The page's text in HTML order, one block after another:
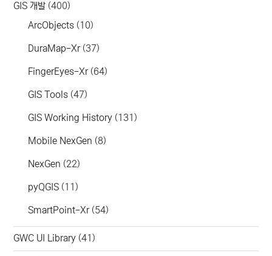
GIS 개발 (400)
ArcObjects (10)
DuraMap-Xr(37)
FingerEyes-Xr(64)
GIS Tools (47)
GIS Working History (131)
Mobile NexGen (8)
NexGen (22)
pyQGIS (11)
SmartPoint-Xr(54)
GWC UI Library (41)